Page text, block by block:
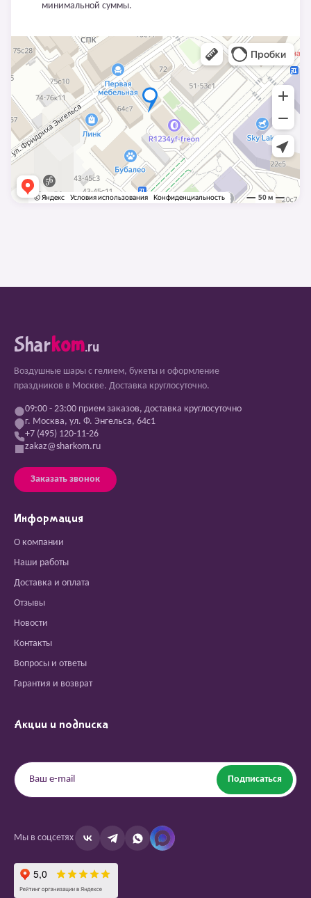
минимальной суммы.
Sharkom.ru
Воздушные шары с гелием, букеты и оформление
праздников в Москве. Доставка круглосуточно.
09:00 - 23:00 прием заказов, доставка круглосуточно
г. Москва, ул. Ф. Энгельса, 64с1
+7 (495) 120-11-26
zakaz@sharkom.ru
Заказать звонок
Информация
О компании
Наши работы
Доставка и оплата
Отзывы
Новости
Контакты
Вопросы и ответы
Гарантия и возврат
Акции и подписка
Подписаться
Мы в соцсетях